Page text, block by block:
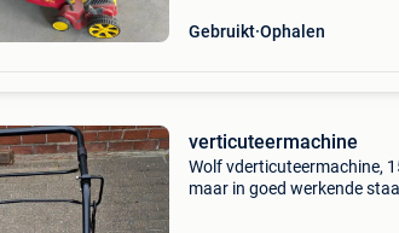
Gebruikt Ophalen
verticuteermachine
Wolf vderticuteermachine,
maar in goed werkende